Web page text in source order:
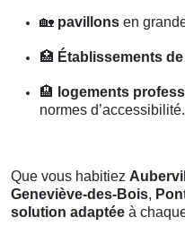
🏡 pavillons en
🏥 Établissements
🏨 logements
normes d’accessibilité.
Que vous habitiez
Geneviève-des-Bois,
solution adaptée à